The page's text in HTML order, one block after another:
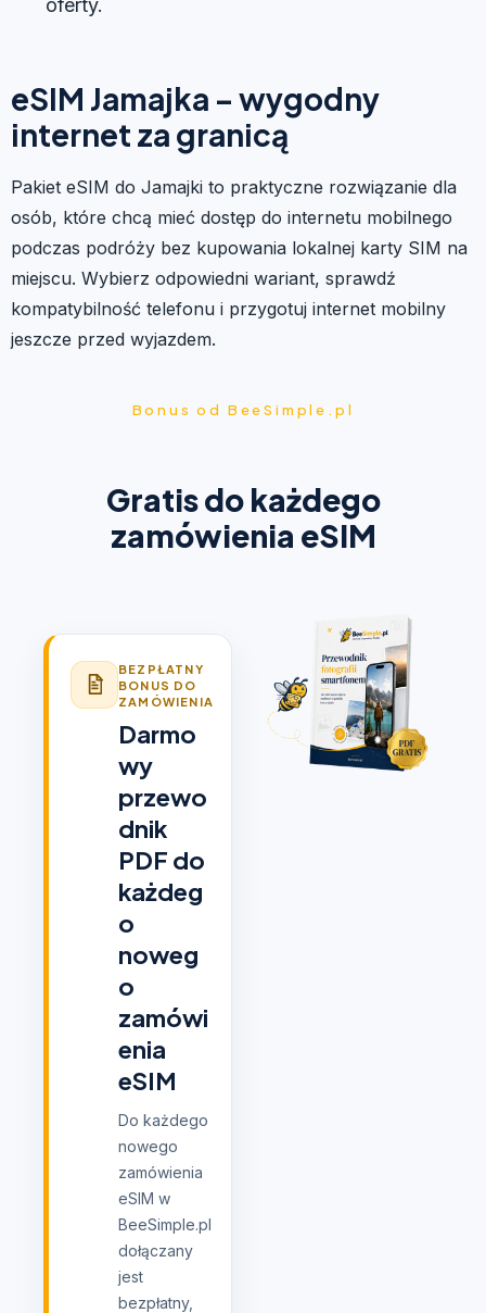
oferty.
eSIM Jamajka – wygodny
internet za granicą
Pakiet eSIM do Jamajki to praktyczne rozwiązanie dla
osób, które chcą mieć dostęp do internetu mobilnego
podczas podróży bez kupowania lokalnej karty SIM na
miejscu. Wybierz odpowiedni wariant, sprawdź
kompatybilność telefonu i przygotuj internet mobilny
jeszcze przed wyjazdem.
Bonus od BeeSimple.pl
Gratis do każdego
zamówienia eSIM
BEZPŁATNY
BONUS DO
ZAMÓWIENIA
Darmo
wy
przewo
dnik
PDF do
każdeg
o
noweg
o
zamówi
enia
eSIM
Do każdego
nowego
zamówienia
eSIM w
BeeSimple.pl
dołączany
jest
bezpłatny,